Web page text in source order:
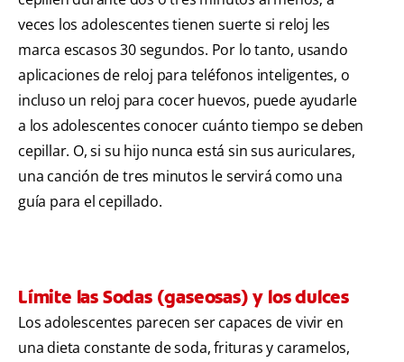
veces los adolescentes tienen suerte si reloj les
marca escasos 30 segundos. Por lo tanto, usando
aplicaciones de reloj para teléfonos inteligentes, o
incluso un reloj para cocer huevos, puede ayudarle
a los adolescentes conocer cuánto tiempo se deben
cepillar. O, si su hijo nunca está sin sus auriculares,
una canción de tres minutos le servirá como una
guía para el cepillado.
Límite las Sodas (gaseosas) y los dulces
Los adolescentes parecen ser capaces de vivir en
una dieta constante de soda, frituras y caramelos,